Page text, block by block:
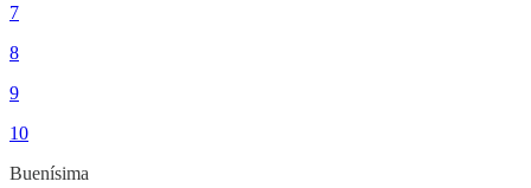
7
8
9
10
Buenísima